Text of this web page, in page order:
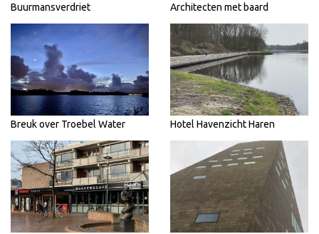
Buurmansverdriet Architecten met baard
Breuk over Troebel Water Hotel Havenzicht Haren